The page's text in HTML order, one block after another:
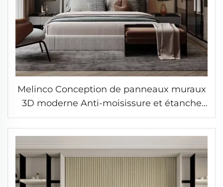
Melinco Conception de panneaux muraux
3D moderne Anti-moisissure et étanche
pour la décoration intérieure en marbre